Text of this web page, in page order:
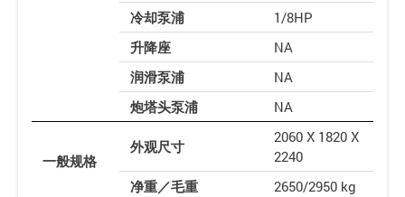
冷却泵浦
1/8HP
升降座
NA
润滑泵浦
NA
炮塔头泵浦
NA
一般规格
外观尺寸
2060 X 1820 X
2240
净重／毛重
2650/2950 kg